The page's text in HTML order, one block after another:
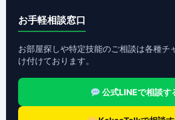
お手軽相談窓口
お部屋探しや特定技能のご相談は各種チ
け付けております。
公式LINEで相談す